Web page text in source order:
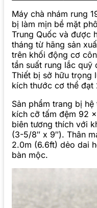
Máy chà nhám rung
bị làm mịn bề mặt
Trung Quốc và được
tháng từ hãng sản
trên khối động cơ
tần suất rung lắc quỹ
Thiết bị sở hữu trọng
kích thước cơ thể
Sản phẩm trang bị
kích cỡ tấm đệm 92
biên tương thích với
(3-5/8″ x 9″). Thân
2.0m (6.6ft) dẻo dai
bàn mộc.